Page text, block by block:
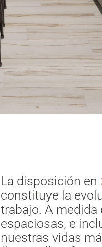
La disposición en
constituye la
trabajo. A
espaciosas, e
nuestras vidas